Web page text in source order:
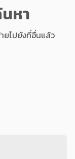
หา
ไปยังที่อื่นแล้ว